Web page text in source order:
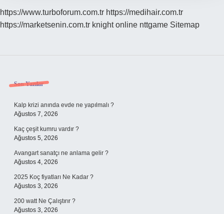
https://www.turboforum.com.tr https://medihair.com.tr
https://marketsenin.com.tr knight online nttgame Sitemap
Sidebar
Son Yazılar
Kalp krizi anında evde ne yapılmalı ?
Ağustos 7, 2026
Kaç çeşit kumru vardır ?
Ağustos 5, 2026
Avangart sanatçı ne anlama gelir ?
Ağustos 4, 2026
2025 Koç fiyatları Ne Kadar ?
Ağustos 3, 2026
200 watt Ne Çalıştırır ?
Ağustos 3, 2026